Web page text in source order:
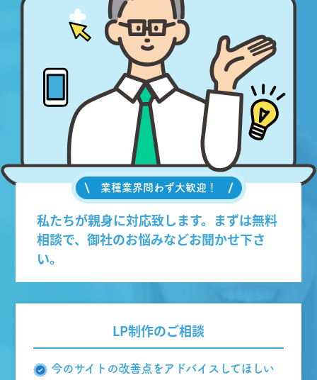
業種業界問わず大歓迎！
私たちが親身に対応致します。まずは無料
相談で、御社のお悩みなどお聞かせ下さ
い。
LP制作のご相談
今のサイトの改善点をアドバイスしてほしい